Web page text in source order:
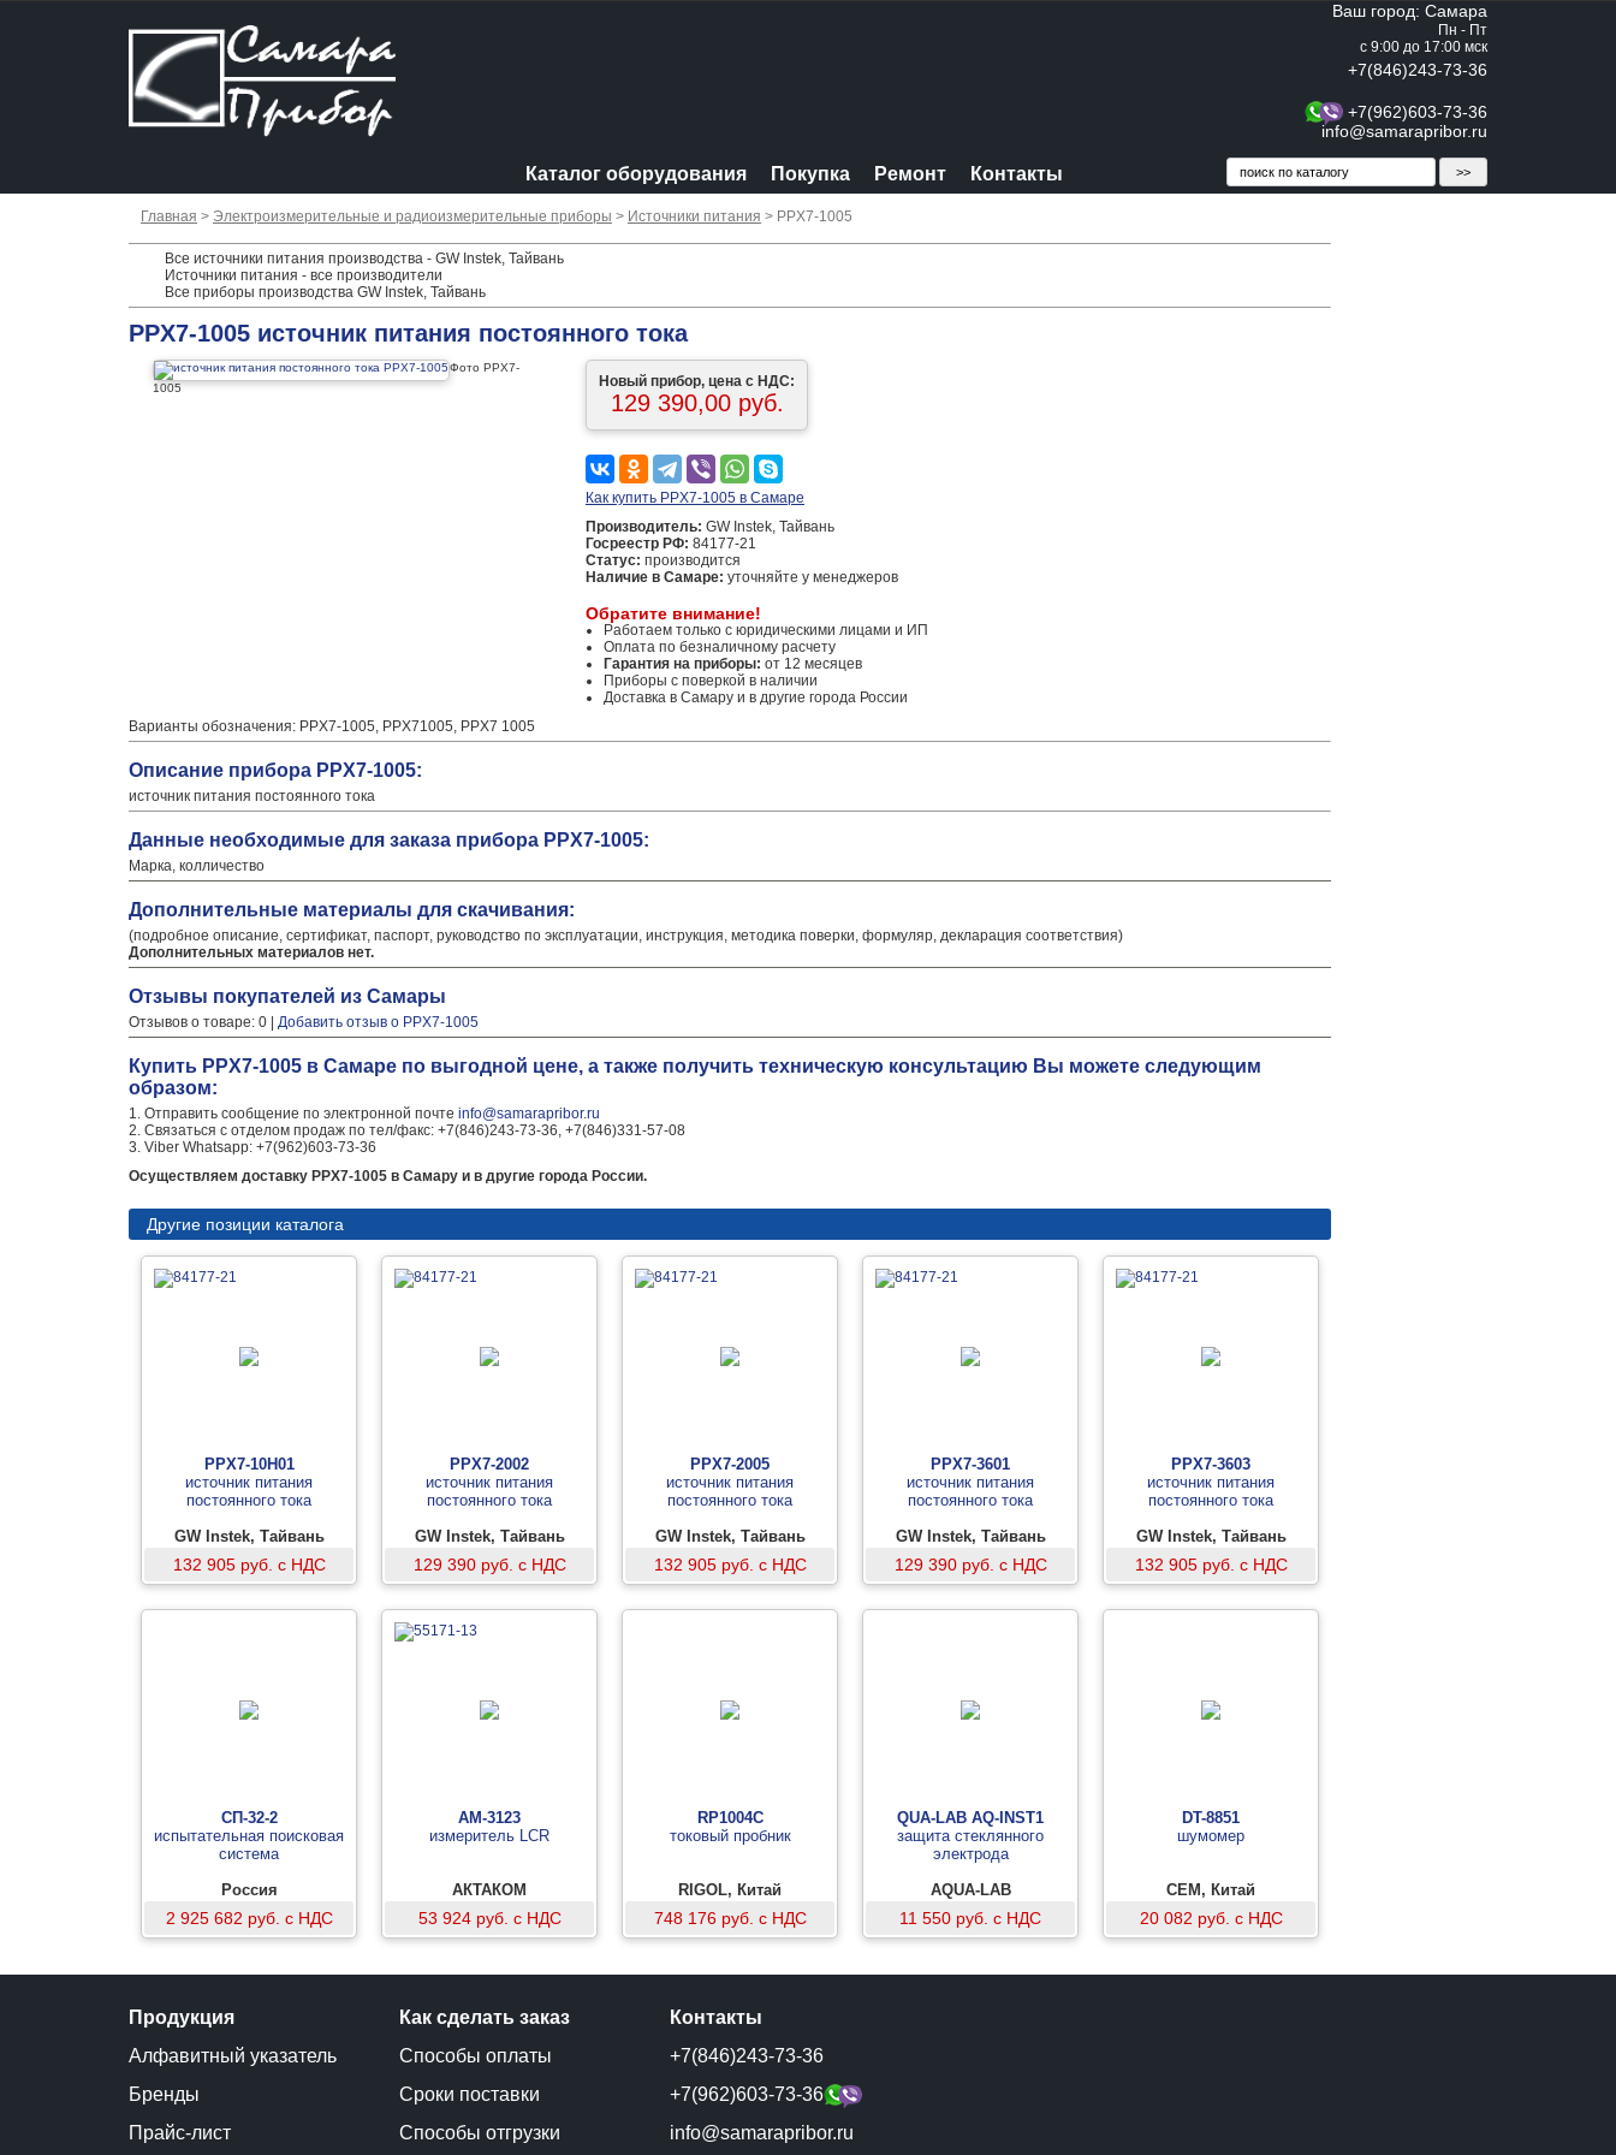
Ваш город: Самара
Пн - Пт
с 9:00 до 17:00 мск
+7(846)243-73-36
+7(962)603-73-36
info@samarapribor.ru
Каталог оборудования Покупка Ремонт Контакты
Главная > Электроизмерительные и радиоизмерительные приборы > Источники питания > PPX7-1005
Все источники питания производства - GW Instek, Тайвань
Источники питания - все производители
Все приборы производства GW Instek, Тайвань
PPX7-1005 источник питания постоянного тока
Фото PPX7-
1005
Новый прибор, цена с НДС:
129 390,00 руб.
Как купить PPX7-1005 в Самаре
Производитель: GW Instek, Тайвань
Госреестр РФ: 84177-21
Статус: производится
Наличие в Самаре: уточняйте у менеджеров
Обратите внимание!
Работаем только с юридическими лицами и ИП
Оплата по безналичному расчету
Гарантия на приборы: от 12 месяцев
Приборы с поверкой в наличии
Доставка в Самару и в другие города России
Варианты обозначения: PPX7-1005, PPX71005, PPX7 1005
Описание прибора PPX7-1005:
источник питания постоянного тока
Данные необходимые для заказа прибора PPX7-1005:
Марка, колличество
Дополнительные материалы для скачивания:
(подробное описание, сертификат, паспорт, руководство по эксплуатации, инструкция, методика поверки, формуляр, декларация соответствия)
Дополнительных материалов нет.
Отзывы покупателей из Самары
Отзывов о товаре: 0 | Добавить отзыв о PPX7-1005
Купить PPX7-1005 в Самаре по выгодной цене, а также получить техническую консультацию Вы можете следующим
образом:
1. Отправить сообщение по электронной почте info@samarapribor.ru
2. Связаться с отделом продаж по тел/факс: +7(846)243-73-36, +7(846)331-57-08
3. Viber Whatsapp: +7(962)603-73-36
Осуществляем доставку PPX7-1005 в Самару и в другие города России.
Другие позиции каталога
PPX7-10H01
источник питания
постоянного тока
GW Instek, Тайвань
132 905 руб. с НДС
PPX7-2002
источник питания
постоянного тока
GW Instek, Тайвань
129 390 руб. с НДС
PPX7-2005
источник питания
постоянного тока
GW Instek, Тайвань
132 905 руб. с НДС
PPX7-3601
источник питания
постоянного тока
GW Instek, Тайвань
129 390 руб. с НДС
PPX7-3603
источник питания
постоянного тока
GW Instek, Тайвань
132 905 руб. с НДС
СП-32-2
испытательная поисковая
система
Россия
2 925 682 руб. с НДС
АМ-3123
измеритель LCR
АКТАКОМ
53 924 руб. с НДС
RP1004C
токовый пробник
RIGOL, Китай
748 176 руб. с НДС
QUA-LAB AQ-INST1
защита стеклянного
электрода
AQUA-LAB
11 550 руб. с НДС
DT-8851
шумомер
CEM, Китай
20 082 руб. с НДС
Продукция
Алфавитный указатель
Бренды
Прайс-лист
Как сделать заказ
Способы оплаты
Сроки поставки
Способы отгрузки
Контакты
+7(846)243-73-36
+7(962)603-73-36
info@samarapribor.ru